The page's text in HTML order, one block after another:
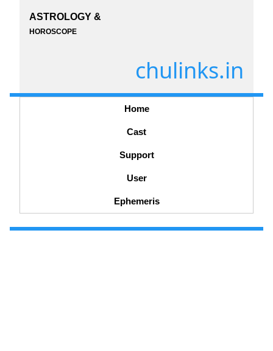
ASTROLOGY &
HOROSCOPE
chulinks.in
Home
Cast
Support
User
Ephemeris